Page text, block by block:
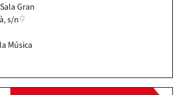
Gran
s/n
Música